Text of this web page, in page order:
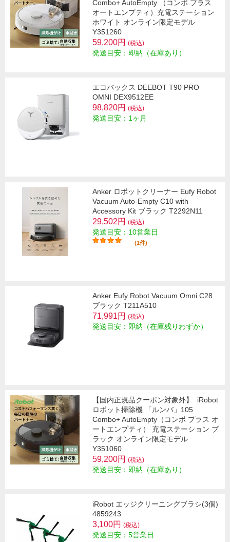
Combo+ AutoEmpty （コンボ プラス
オートエンプティ）充電ステーション
ホワイト オンライン限定モデル
Y351260
59,200円 (税込)
発送目安：即納（在庫あり）
エコバックス DEEBOT T90 PRO
OMNI DEX9512EE
98,820円 (税込)
発送目安：1ヶ月
Anker ロボットクリーナー Eufy Robot
Vacuum Auto-Empty C10 with
Accessory Kit ブラック T2292N11
29,502円 (税込)
発送目安：10営業日
(1件)
Anker Eufy Robot Vacuum Omni C28
ブラック T211A510
71,991円 (税込)
発送目安：即納（在庫残りわずか）
【国内正規品クーポン対象外】
iRobot
ロボット掃除機 「ルンバ」105
Combo+ AutoEmpty（コンボ プラス オ
ートエンプティ） 充電ステーション ブ
ラック オンライン限定モデル
Y351060
59,200円 (税込)
発送目安：即納（在庫あり）
iRobot エッジクリーニングブラシ(3個)
4859243
3,100円 (税込)
発送目安：5営業日